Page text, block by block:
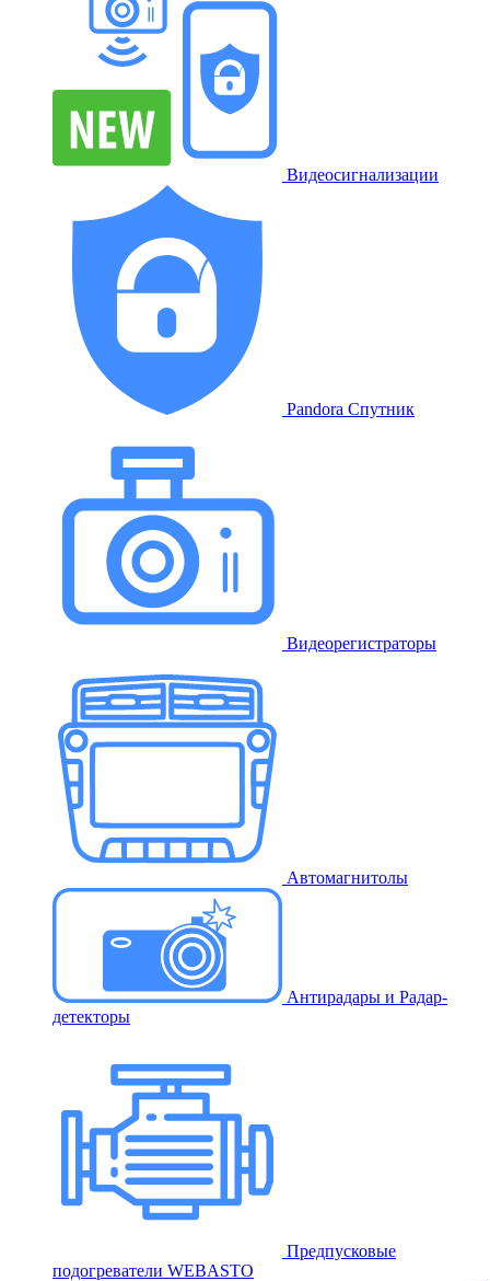
Видеосигнализации
Pandora Спутник
Видеорегистраторы
Автомагнитолы
Антирадары и Радар-
детекторы
Предпусковые
подогреватели WEBASTO